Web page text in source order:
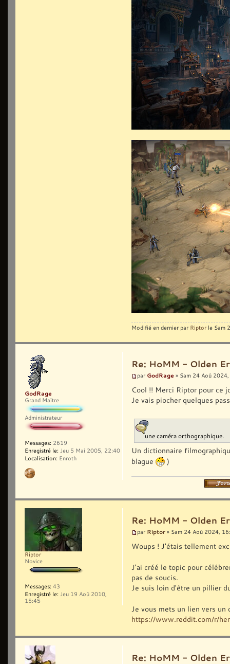
Modifié en dernier par Riptor le Sam
Re: HoMM - Olden
par GodRage » Sam 24 Aoû
Cool !! Merci Riptor pour ce
Je vais piocher quelques
une caméra orthographique.
Un dictionnaire
blague
)
GodRage
Grand Maître
Administrateur
Messages: 2619
Enregistré le: Jeu 5 Mai 2005, 22:40
Localisation: Enroth
Re: HoMM - Olden
par Riptor » Sam 24 Aoû 2024,
Woups ! J'étais tellement
J'ai créé le topic pour
pas de soucis.
Je suis loin d'être un pillier
Je vous mets un lien vers
https://www.reddit.com/r/
Riptor
Novice
Messages: 43
Enregistré le: Jeu 19 Aoû 2010,
15:45
Re: HoMM - Olden